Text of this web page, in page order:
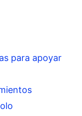
para apoyar